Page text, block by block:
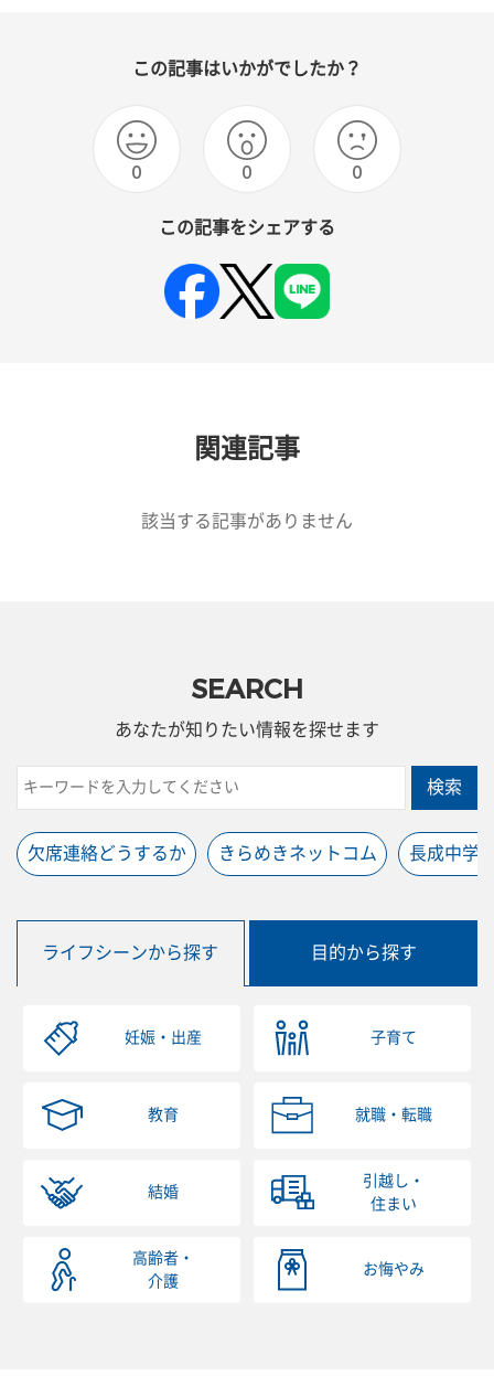
この記事はいかがでしたか？
0 0 0
この記事をシェアする
関連記事
該当する記事がありません
SEARCH
あなたが知りたい情報を探せます
検索
欠席連絡どうするか きらめきネットコム 長成中学
ライフシーンから探す 目的から探す
妊娠・出産 子育て
教育 就職・転職
結婚
引越し・
住まい
高齢者・
介護
お悔やみ